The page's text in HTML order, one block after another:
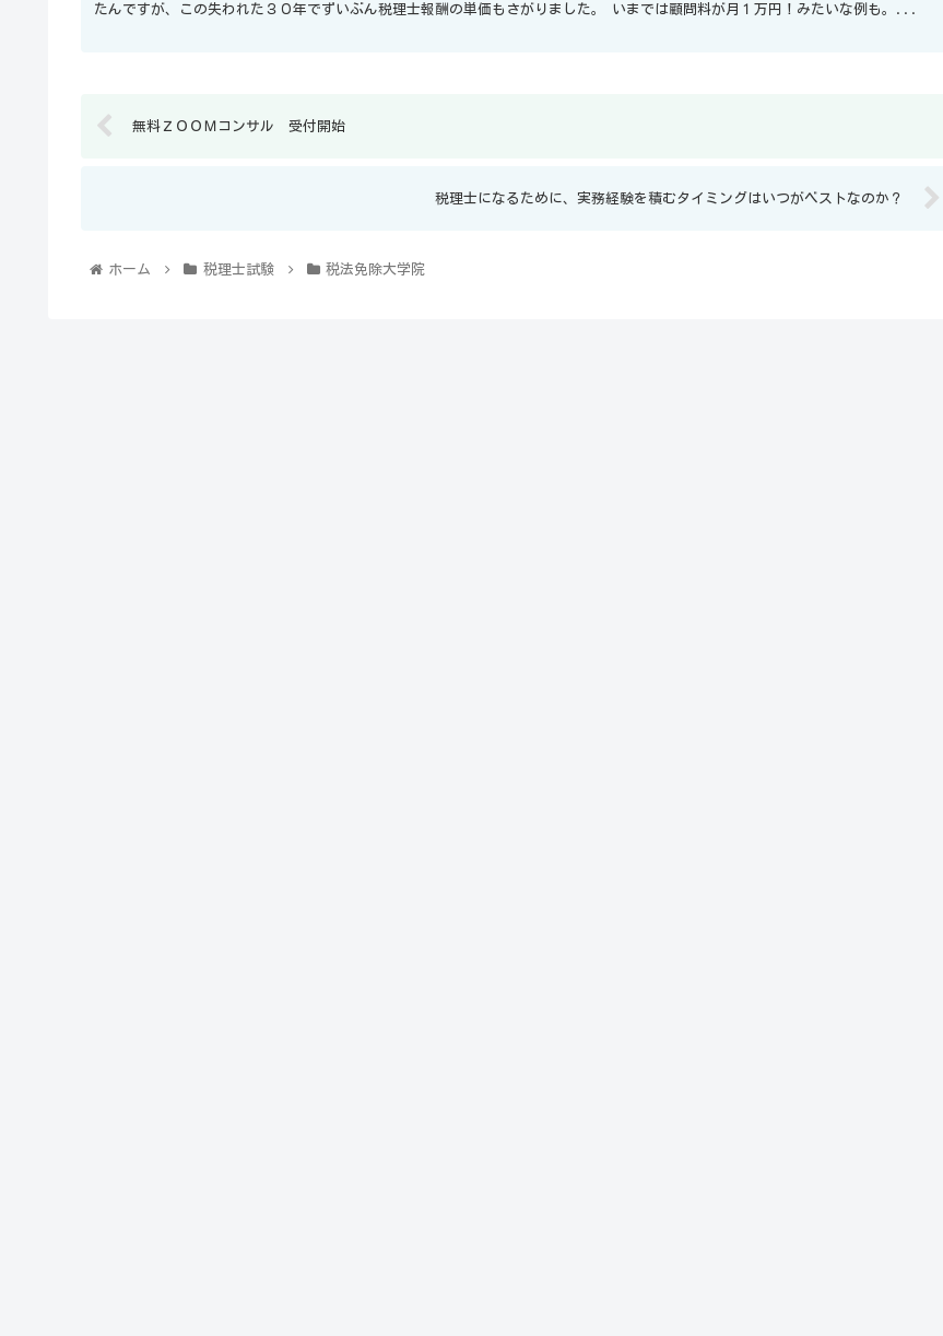
たんですが、この失われた３０年でずいぶん税理士報酬の単価もさがりました。 いまでは顧問料が月１万円！みたいな例も。...
無料ＺＯＯＭコンサル 受付開始
税理士になるために、実務経験を積むタイミングはいつがベストなのか？
ホーム 税理士試験 税法免除大学院